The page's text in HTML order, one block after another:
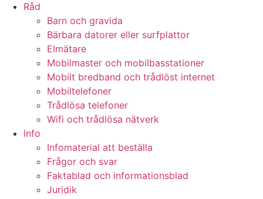
Råd
Barn och gravida
Bärbara datorer eller surfplattor
Elmätare
Mobilmaster och mobilbasstationer
Mobilt bredband och trådlöst internet
Mobiltelefoner
Trådlösa telefoner
Wifi och trådlösa nätverk
Info
Infomaterial att beställa
Frågor och svar
Faktablad och informationsblad
Juridik